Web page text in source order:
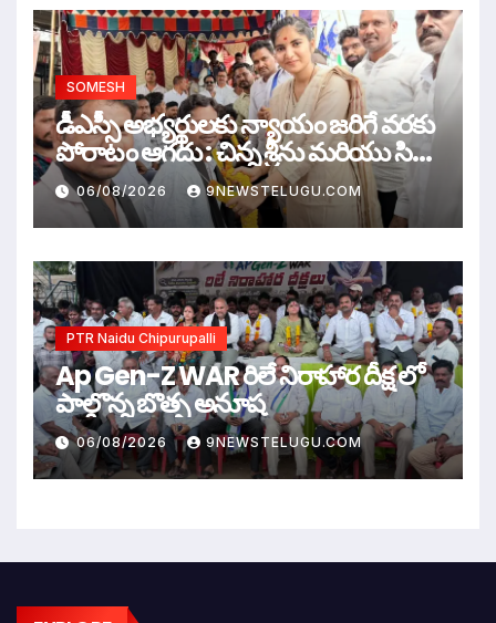
SOMESH
డీఎస్సీ అభ్యర్థులకు న్యాయం జరిగే వరకు
పోరాటం ఆగదు : చిన్న శ్రీను మరియు సిరి
సహస్ర
06/08/2026 9NEWSTELUGU.COM
PTR Naidu Chipurupalli
Ap Gen-Z WAR రిలే నిరాహార దీక్ష లో
పాల్గొన్న బొత్స అనూష
06/08/2026 9NEWSTELUGU.COM